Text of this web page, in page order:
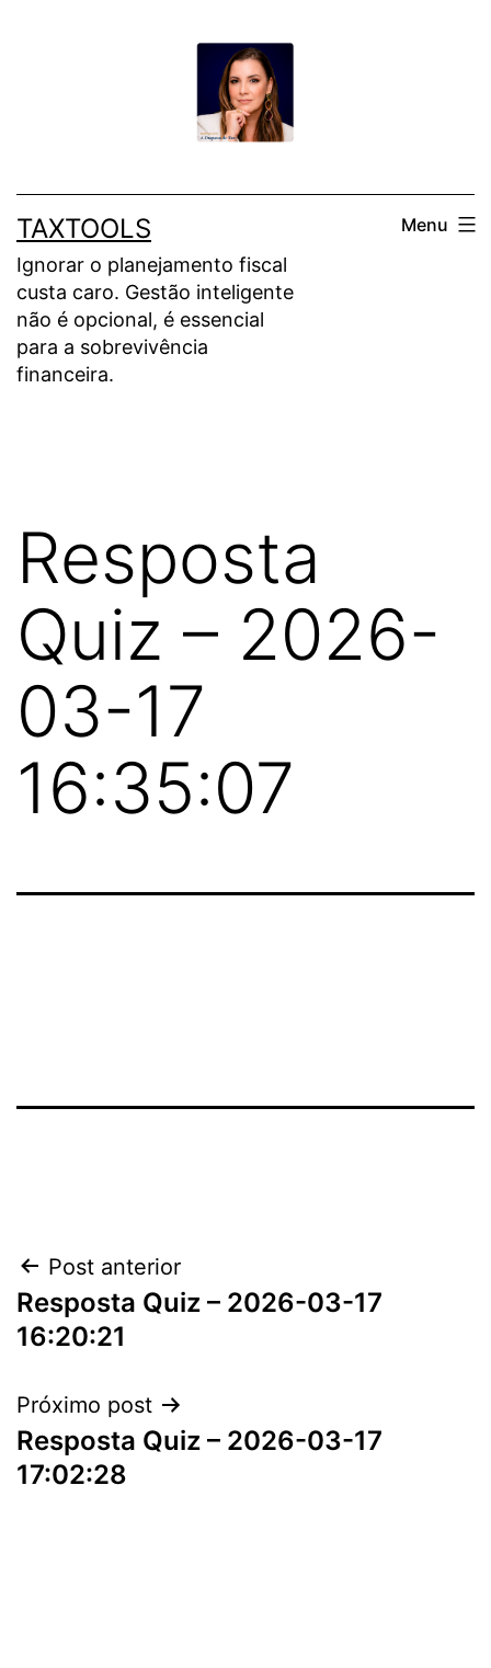
TAXTOOLS
Ignorar o planejamento fiscal
custa caro. Gestão inteligente
não é opcional, é essencial
para a sobrevivência
financeira.
Menu
Resposta
Quiz – 2026-
03-17
16:35:07
Navegação
de
Post anterior
Resposta Quiz – 2026-03-17
16:20:21
Próximo post
Resposta Quiz – 2026-03-17
17:02:28